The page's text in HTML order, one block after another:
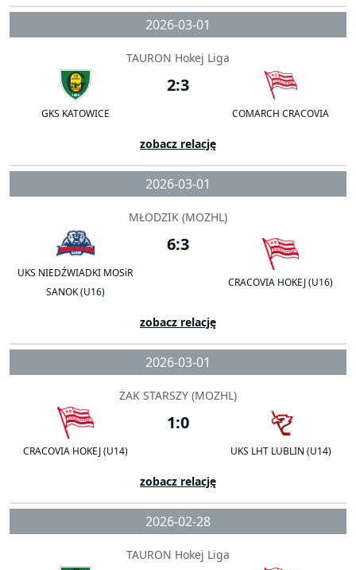
2026-03-01
TAURON Hokej Liga
GKS KATOWICE
2:3
COMARCH CRACOVIA
zobacz relację
2026-03-01
MŁODZIK (MOZHL)
UKS NIEDŹWIADKI MOSiR
SANOK (U16)
6:3
CRACOVIA HOKEJ (U16)
zobacz relację
2026-03-01
ŻAK STARSZY (MOZHL)
CRACOVIA HOKEJ (U14)
1:0
UKS LHT LUBLIN (U14)
zobacz relację
2026-02-28
TAURON Hokej Liga